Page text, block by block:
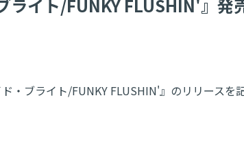
イト/FUNKY FLUSHIN'』発
ブライト/FUNKY FLUSHIN'』のリリースを